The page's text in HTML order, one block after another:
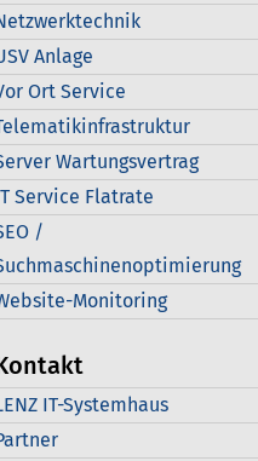
Anlage
Ort Service
Wartungsvertrag
Service Flatrate
/
Monitoring
IT-Systemhaus